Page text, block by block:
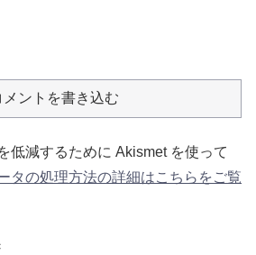
メントを書き込む
低減するために Akismet を使って
タの処理方法の詳細はこちらをご覧